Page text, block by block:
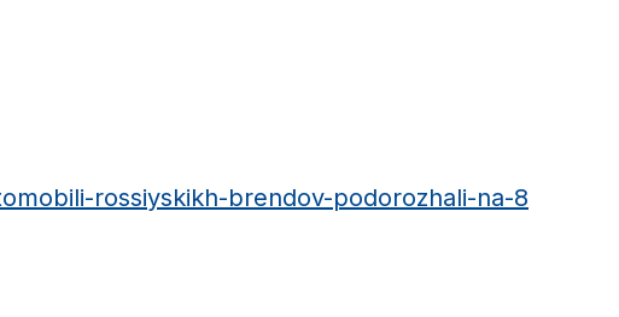
rossiyskikh-brendov-podorozhali-na-8